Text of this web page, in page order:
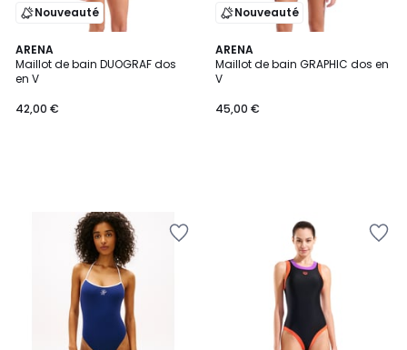
Nouveauté
ARENA
Maillot de bain DUOGRAF dos
en V
42,00 €
Nouveauté
ARENA
Maillot de bain GRAPHIC dos en
V
45,00 €